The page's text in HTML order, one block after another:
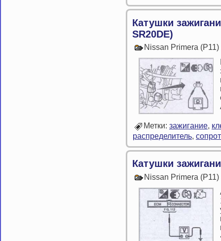
Катушки
SR20DE)
Nissan Primera
Метки: зажигание,
распределитель,
Катушки
Nissan Primera